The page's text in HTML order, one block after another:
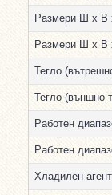
Размери Ш х В
Размери Ш х В
Тегло
Тегло (външно
Работен
Работен
Хладилен агент